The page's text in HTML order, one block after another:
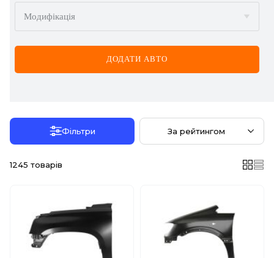
CHERY
CHEVROLET
CHRYSLER
FIAT
FORD
Модифікація
ДОДАТИ АВТО
Фільтри За рейтингом
1245 товарів